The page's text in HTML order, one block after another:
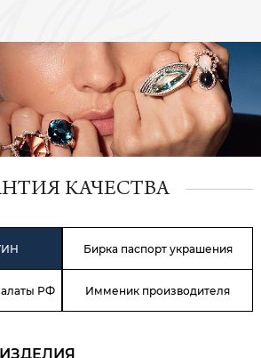
КАЧЕСТВА
Бирка паспорт украшения
РФ Имменик производителя